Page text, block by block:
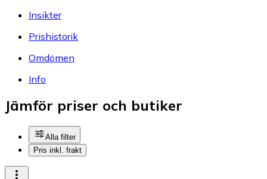
Insikter
Prishistorik
Omdömen
Info
Jämför priser och butiker
Alla filter
Pris inkl. frakt